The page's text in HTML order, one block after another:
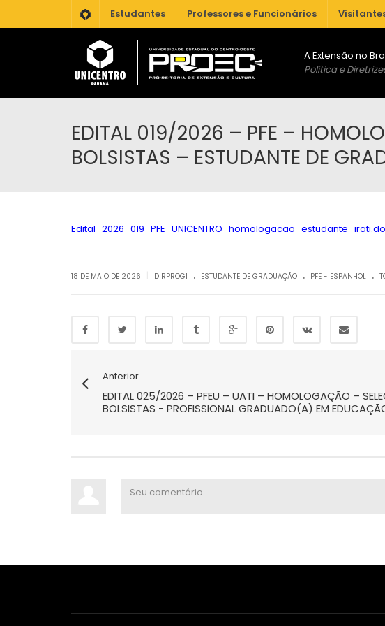
. Estudantes Professores e Funcionários
A Extensão no
Política e
EDITAL 019/2026 – PFE –
BOLSISTAS – ESTUDANTE DE
18 DE MAIO DE 2026 DIRPROGI . ESTUDANTE DE GRADUAÇÃO . PFE - ESPANHOL .
Anterior
EDITAL 025/2026 – PFEU – UATI – HOMOLOGAÇÃO –
BOLSISTAS - PROFISSIONAL GRADUADO(A) EM